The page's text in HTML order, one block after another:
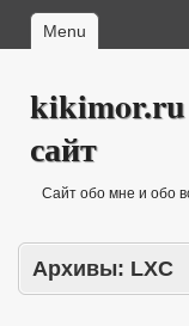
Menu
сайт
Сайт обо мне и обо
Архивы: LXC